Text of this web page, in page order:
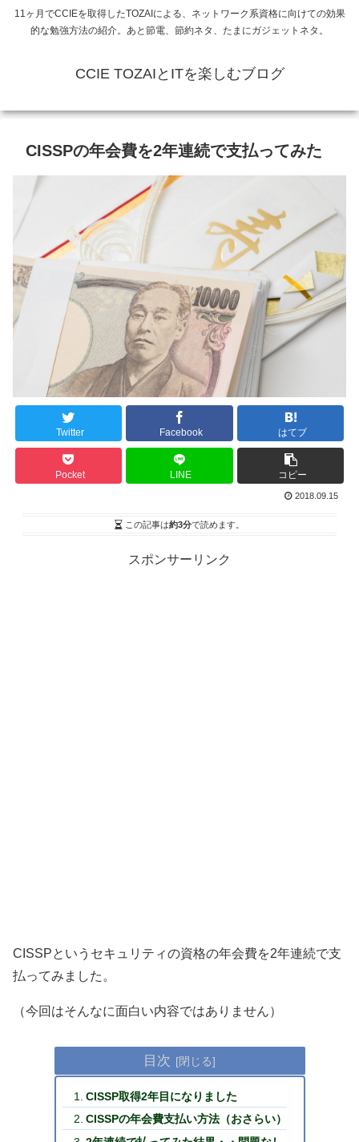
11ヶ月でCCIEを取得したTOZAIによる、ネットワーク系資格に向けての効果
的な勉強方法の紹介。あと節電、節約ネタ、たまにガジェットネタ。
CCIE TOZAIとITを楽しむブログ
CISSPの年会費を2年連続で支払ってみた
Twitter Facebook はてブ
Pocket LINE コピー
2018.09.15
この記事は約3分で読めます。
スポンサーリンク
CISSPというセキュリティの資格の年会費を2年連続で支
払ってみました。
（今回はそんなに面白い内容ではありません）
目次
CISSP取得2年目になりました
CISSPの年会費支払い方法（おさらい）